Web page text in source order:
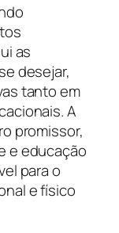
as
desejar,
tanto em
A
promissor,
e educação
para o
e físico